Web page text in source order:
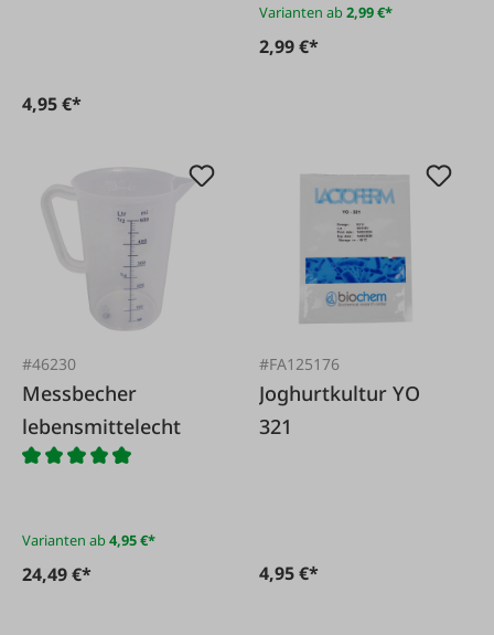
4,95 €*
Varianten ab2,99 €*
2,99 €*
#46230
Messbecher
lebensmittelecht
Varianten ab4,95 €*
24,49 €*
#FA125176
Joghurtkultur YO
321
4,95 €*